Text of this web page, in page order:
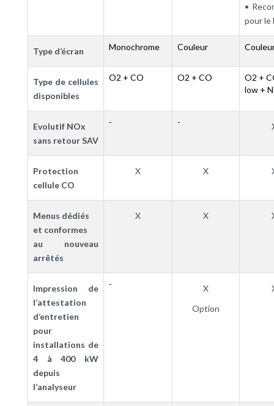
•
pour le
Type d’écran Monochrome Couleur
Type de cellules
disponibles
O2 + CO O2 + CO
O2 +
low +
Evolutif NOx
sans retour SAV
- -
Protection
cellule CO
X X
Menus dédiés
et conformes
au nouveau
arrêtés
X X
Impression de
l’attestation
d’entretien
pour
installations de
4 à 400 kW
depuis
l’analyseur
-
X
Option